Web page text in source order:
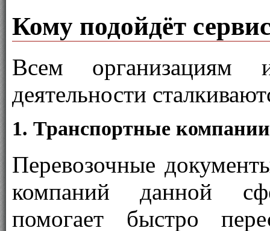
Кому подойдёт
Всем
деятельности
1. Транспортные
Перевозочные
компаний данной
помогает быстро